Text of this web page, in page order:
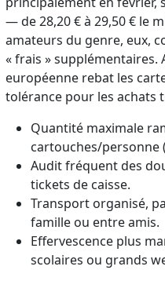
— de 28,20 € à 29,50 € le
amateurs du genre, eux,
« frais » supplémentaires.
européenne rebat les
tolérance pour les achats
Quantité maximale
cartouches/personne
Audit fréquent des
tickets de caisse.
Transport organisé,
famille ou entre amis.
Effervescence plus
scolaires ou grands